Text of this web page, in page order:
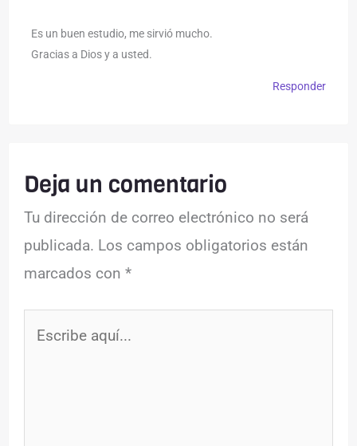
Es un buen estudio, me sirvió mucho.
Gracias a Dios y a usted.
Responder
Deja un comentario
Tu dirección de correo electrónico no será
publicada. Los campos obligatorios están
marcados con*